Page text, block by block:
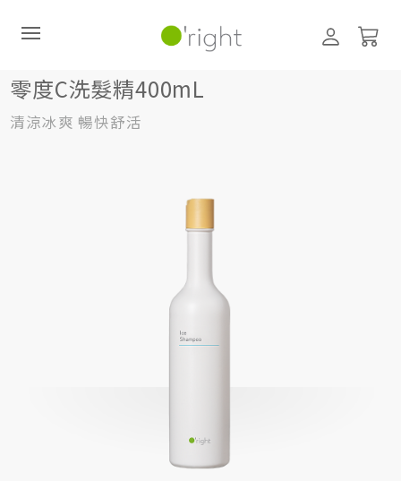
直購訂閱制
400mL 零度C洗髮精400mL
零度C洗髮精400mL
清涼冰爽 暢快舒活